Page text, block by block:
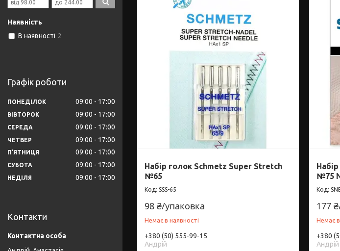
Набір голок Schmetz Super Stretch
№65
SSS-65
98 ₴/упаковка
Немає в наявності
+380 (50) 555-99-15
Андрій
№75
177
Немає в
+380
Андрій
Наявність
В наявності 2
Графік роботи
ПОНЕДІЛОК 09:00 17:00
ВІВТОРОК 09:00 17:00
СЕРЕДА 09:00 17:00
ЧЕТВЕР 09:00 17:00
ПʼЯТНИЦЯ 09:00 17:00
СУБОТА 09:00 17:00
НЕДІЛЯ 09:00 17:00
Контакти